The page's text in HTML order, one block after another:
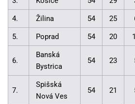
4. Žilina 54 25
5. Poprad 54 20
6.
Banská
Bystrica
54 23
7.
Spišská
Nová Ves
54 21